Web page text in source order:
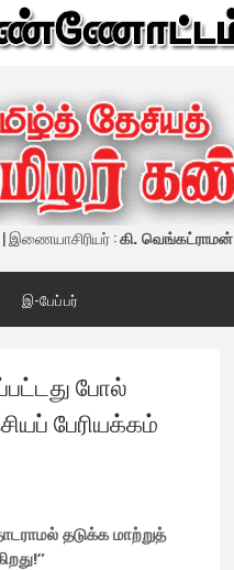
| இணையாசிரியர் :கி. வெங்கட்ராமன்
இ-பேப்பர்
போல்
பேரியக்கம்
தடுக்க மாற்றுத்